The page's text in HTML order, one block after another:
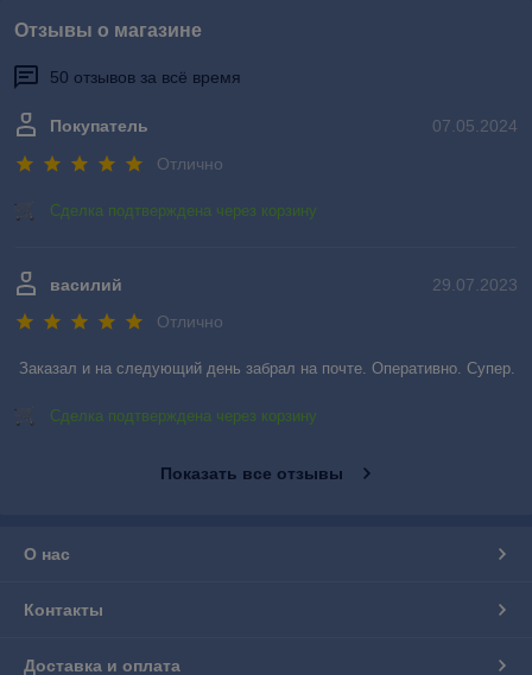
Отзывы о магазине
50 отзывов за всё время
07.05.2024
Покупатель
Отлично
Сделка подтверждена через корзину
29.07.2023
василий
Отлично
Заказал и на следующий день забрал на почте. Оперативно. Супер.
Сделка подтверждена через корзину
Показать все отзывы
О нас
Контакты
Доставка и оплата